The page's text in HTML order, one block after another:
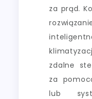
za prąd.
zdalne
za
lub